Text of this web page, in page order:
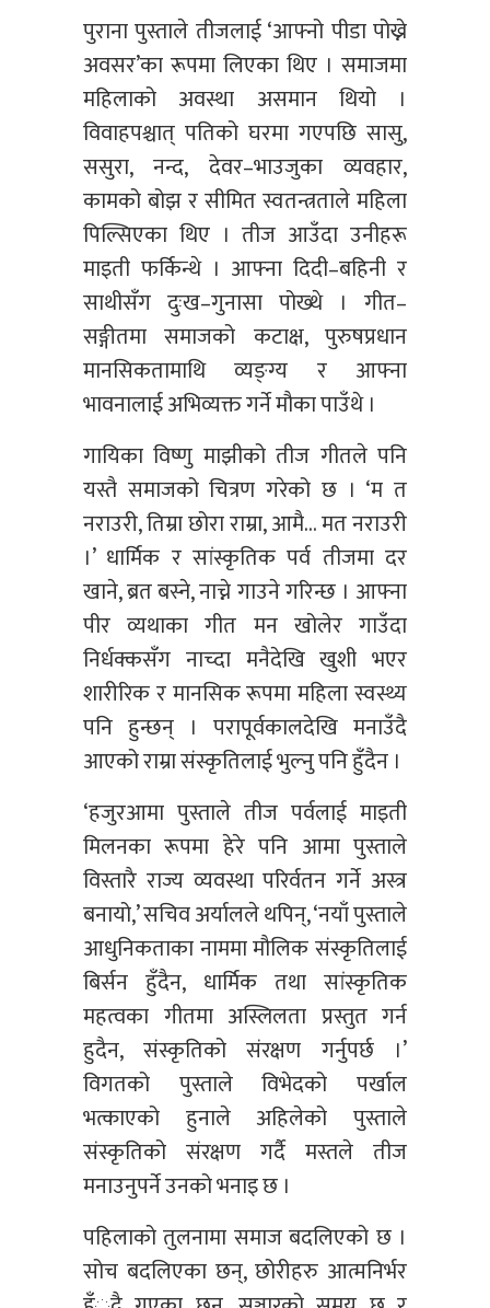
पुराना पुस्ताले तीजलाई ‘आफ्नो पीडा पोख्ने
अवसर’का रूपमा लिएका थिए । समाजमा
महिलाको अवस्था असमान थियो ।
विवाहपश्चात् पतिको घरमा गएपछि सासु,
ससुरा, नन्द, देवर–भाउजुका व्यवहार,
कामको बोझ र सीमित स्वतन्त्रताले महिला
पिल्सिएका थिए । तीज आउँदा उनीहरू
माइती फर्किन्थे । आफ्ना दिदी–बहिनी र
साथीसँग दुःख–गुनासा पोख्थे । गीत–
सङ्गीतमा समाजको कटाक्ष, पुरुषप्रधान
मानसिकतामाथि व्यङ्ग्य र आफ्ना
भावनालाई अभिव्यक्त गर्ने मौका पाउँथे ।
गायिका विष्णु माझीको तीज गीतले पनि
यस्तै समाजको चित्रण गरेको छ । ‘म त
नराउरी, तिम्रा छोरा राम्रा, आमै… मत नराउरी
।’ धार्मिक र सांस्कृतिक पर्व तीजमा दर
खाने, ब्रत बस्ने, नाच्ने गाउने गरिन्छ । आफ्ना
पीर व्यथाका गीत मन खोलेर गाउँदा
निर्धक्कसँग नाच्दा मनैदेखि खुशी भएर
शारीरिक र मानसिक रूपमा महिला स्वस्थ्य
पनि हुन्छन् । परापूर्वकालदेखि मनाउँदै
आएको राम्रा संस्कृतिलाई भुल्नु पनि हुँदैन ।
‘हजुरआमा पुस्ताले तीज पर्वलाई माइती
मिलनका रूपमा हेरे पनि आमा पुस्ताले
विस्तारै राज्य व्यवस्था परिर्वतन गर्ने अस्त्र
बनायो,’ सचिव अर्यालले थपिन्, ‘नयाँ पुस्ताले
आधुनिकताका नाममा मौलिक संस्कृतिलाई
बिर्सन हुँदैन, धार्मिक तथा सांस्कृतिक
महत्वका गीतमा अस्लिलता प्रस्तुत गर्न
हुदैन, संस्कृतिको संरक्षण गर्नुपर्छ ।’
विगतको पुस्ताले विभेदको पर्खाल
भत्काएको हुनाले अहिलेको पुस्ताले
संस्कृतिको संरक्षण गर्दै मस्तले तीज
मनाउनुपर्ने उनको भनाइ छ ।
पहिलाको तुलनामा समाज बदलिएको छ ।
सोच बदलिएका छन्, छोरीहरु आत्मनिर्भर